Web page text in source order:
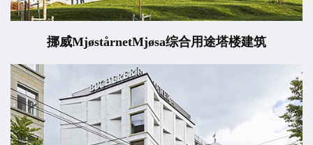
挪威MjøstårnetMjøsa综合用途塔楼建筑